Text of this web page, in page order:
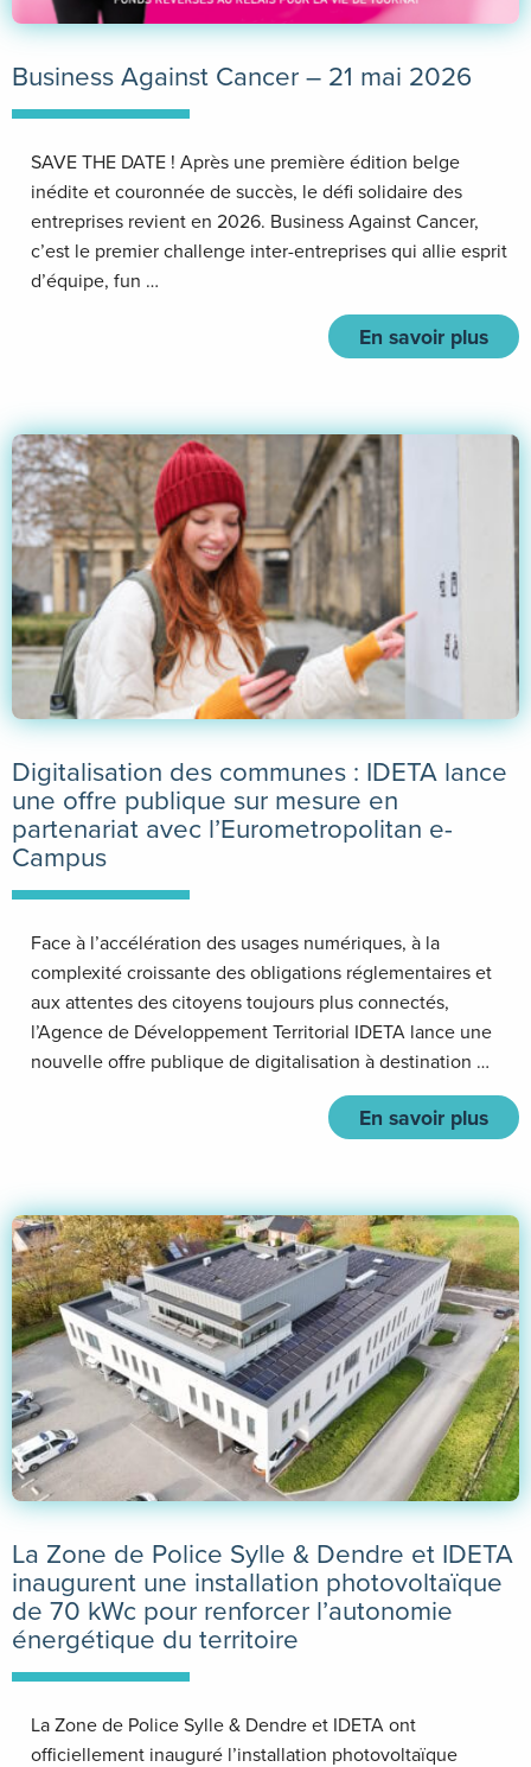
Business Against Cancer – 21 mai 2026
SAVE THE DATE ! Après une première édition belge
inédite et couronnée de succès, le défi solidaire des
entreprises revient en 2026. Business Against Cancer,
c’est le premier challenge inter-entreprises qui allie esprit
d’équipe, fun …
En savoir plus
Digitalisation des communes : IDETA lance
une offre publique sur mesure en
partenariat avec l’Eurometropolitan e-
Campus
Face à l’accélération des usages numériques, à la
complexité croissante des obligations réglementaires et
aux attentes des citoyens toujours plus connectés,
l’Agence de Développement Territorial IDETA lance une
nouvelle offre publique de digitalisation à destination …
En savoir plus
La Zone de Police Sylle & Dendre et IDETA
inaugurent une installation photovoltaïque
de 70 kWc pour renforcer l’autonomie
énergétique du territoire
La Zone de Police Sylle & Dendre et IDETA ont
officiellement inauguré l’installation photovoltaïque